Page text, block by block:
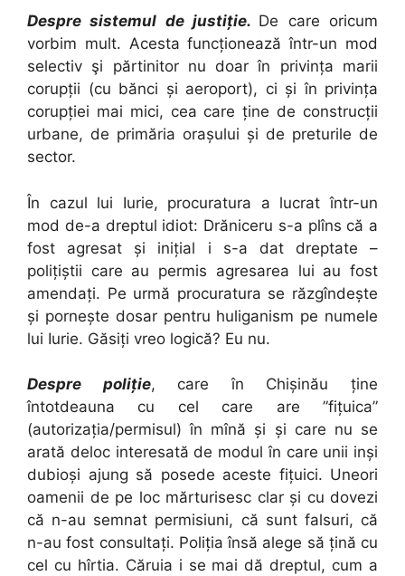
Despre sistemul de justiție. De care oricum
vorbim mult. Acesta funcționează într-un mod
selectiv şi părtinitor nu doar în privința marii
corupții (cu bănci și aeroport), ci și în privința
corupției mai mici, cea care ține de construcții
urbane, de primăria orașului și de preturile de
sector.
În cazul lui Iurie, procuratura a lucrat într-un
mod de-a dreptul idiot: Drăniceru s-a plîns că a
fost agresat și inițial i s-a dat dreptate –
polițiștii care au permis agresarea lui au fost
amendați. Pe urmă procuratura se răzgîndește
și pornește dosar pentru huliganism pe numele
lui Iurie. Găsiți vreo logică? Eu nu.
Despre poliție, care în Chișinău ține
întotdeauna cu cel care are ”fițuica”
(autorizația/permisul) în mînă și și care nu se
arată deloc interesată de modul în care unii inși
dubioși ajung să posede aceste fițuici. Uneori
oamenii de pe loc mărturisesc clar și cu dovezi
că n-au semnat permisiuni, că sunt falsuri, că
n-au fost consultați. Poliția însă alege să țină cu
cel cu hîrtia. Căruia i se mai dă dreptul, cum a